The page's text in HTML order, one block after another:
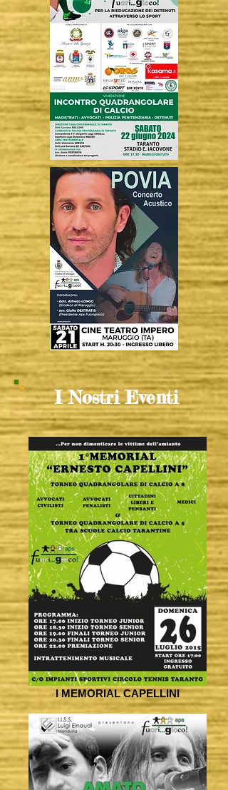
I Nostri Eventi
I MEMORIAL CAPELLINI